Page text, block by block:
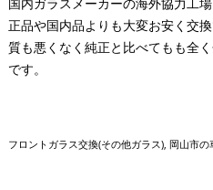
正品や国内品よりも大変お安く交
質も悪くなく純正と比べてもも全
です。
フロントガラス交換(その他ガラス) 岡山市の